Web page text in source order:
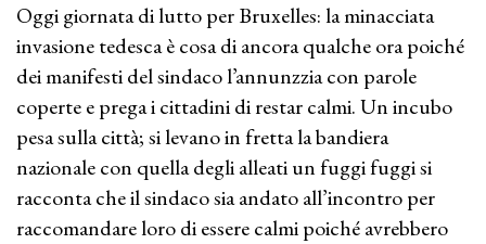
Oggi giornata di lutto per Bruxelles: la minacciata
invasione tedesca è cosa di ancora qualche ora poiché
dei manifesti del sindaco l’annunzzia con parole
coperte e prega i cittadini di restar calmi. Un incubo
pesa sulla città; si levano in fretta la bandiera
nazionale con quella degli alleati un fuggi fuggi si
racconta che il sindaco sia andato all’incontro per
raccomandare loro di essere calmi poiché avrebbero